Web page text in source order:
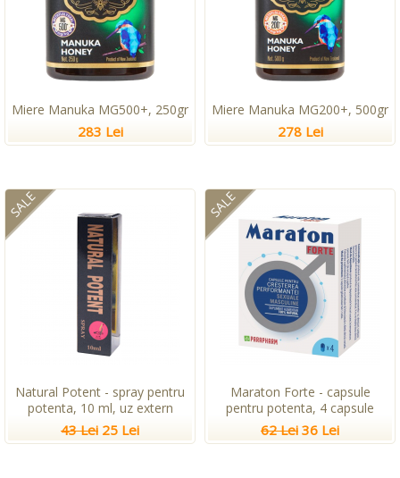
Miere Manuka MG500+, 250gr
283 Lei
Miere Manuka MG200+, 500gr
278 Lei
SALE
Natural Potent - spray pentru
potenta, 10 ml, uz extern
43 Lei 25 Lei
SALE
Maraton Forte - capsule
pentru potenta, 4 capsule
62 Lei 36 Lei